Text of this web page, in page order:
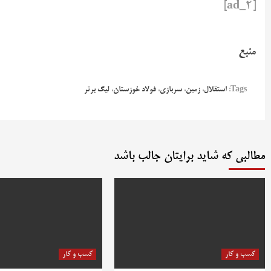
منبع
Tags: استقلال، زمین، سربازی، فولاد خوزستان، لیگ برتر
مطالبی که شاید برایتان جالب باشد
کسب و کار کسب و کار